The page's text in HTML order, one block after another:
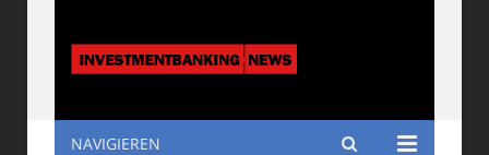
NAVIGIEREN